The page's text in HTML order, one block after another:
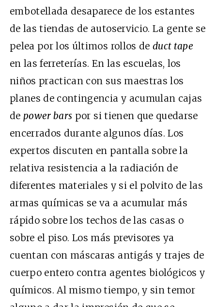
embotellada desaparece de los estantes
de las tiendas de autoservicio. La gente se
pelea por los últimos rollos de duct tape
en las ferreterías. En las escuelas, los
niños practican con sus maestras los
planes de contingencia y acumulan cajas
de power bars por si tienen que quedarse
encerrados durante algunos días. Los
expertos discuten en pantalla sobre la
relativa resistencia a la radiación de
diferentes materiales y si el polvito de las
armas químicas se va a acumular más
rápido sobre los techos de las casas o
sobre el piso. Los más previsores ya
cuentan con máscaras antigás y trajes de
cuerpo entero contra agentes biológicos y
químicos. Al mismo tiempo, y sin temor